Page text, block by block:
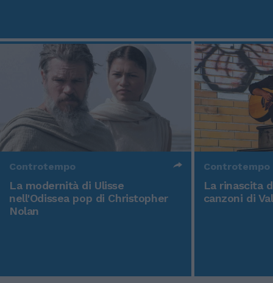
Controtempo
La modernità di Ulisse
nell'Odissea pop di Christopher
Nolan
Controtempo
La rinascita
canzoni di